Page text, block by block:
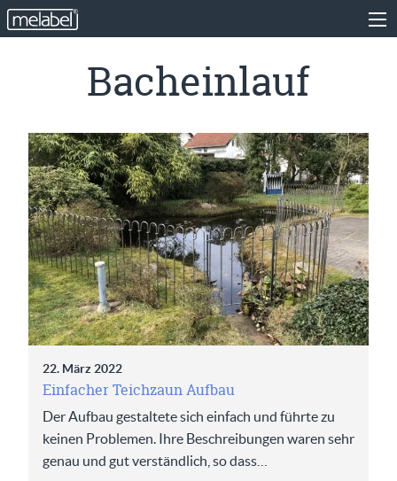
Bacheinlauf
22. März 2022
Einfacher Teichzaun Aufbau
Der Aufbau gestaltete sich einfach und führte zu
keinen Problemen. Ihre Beschreibungen waren sehr
genau und gut verständlich, so dass…